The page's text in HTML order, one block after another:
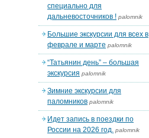
специально для
дальневосточников ! palomnik
Большие экскурсии для всех в
феврале и марте palomnik
“Татьянин день” – большая
экскурсия palomnik
Зимние экскурсии для
паломников palomnik
Идет запись в поездки по
России на 2026 год. palomnik